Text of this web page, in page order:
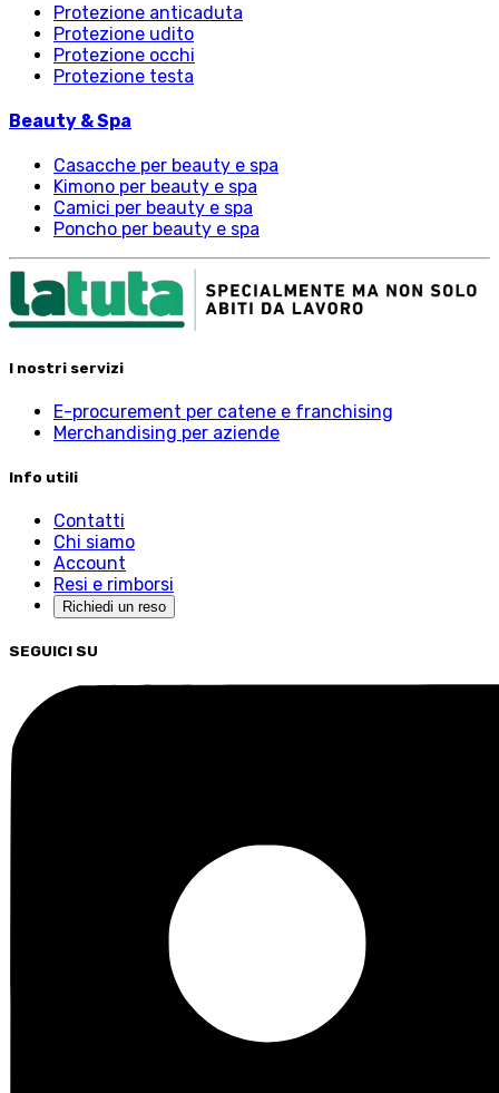
Protezione anticaduta
Protezione udito
Protezione occhi
Protezione testa
Beauty & Spa
Casacche per beauty e spa
Kimono per beauty e spa
Camici per beauty e spa
Poncho per beauty e spa
I nostri servizi
E-procurement per catene e franchising
Merchandising per aziende
Info utili
Contatti
Chi siamo
Account
Resi e rimborsi
Richiedi un reso
SEGUICI SU